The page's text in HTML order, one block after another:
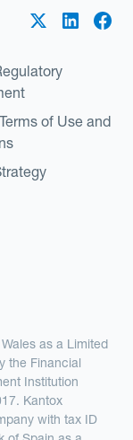
of Use and
as a Limited
the Financial
Institution
Kantox
with tax ID